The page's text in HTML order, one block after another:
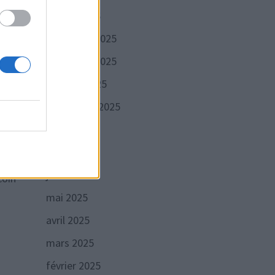
janvier 2026
décembre 2025
novembre 2025
octobre 2025
septembre 2025
août 2025
juin 2025
mai 2025
avril 2025
mars 2025
février 2025